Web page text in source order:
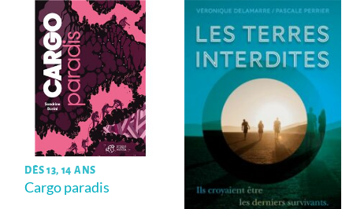
DÈS 13, 14 ANS
Cargo paradis